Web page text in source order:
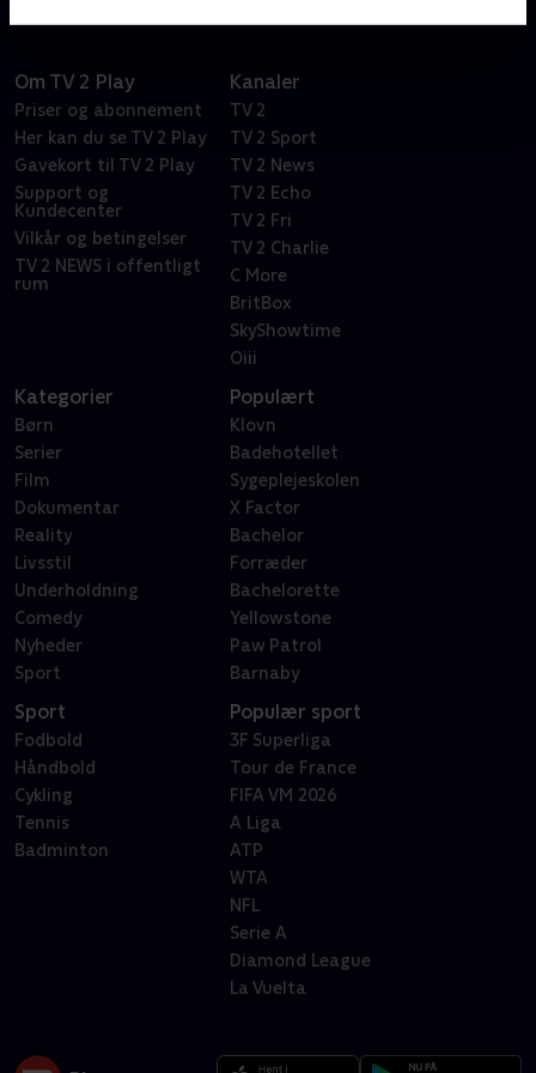
Om TV 2 Play
Priser og abonnement
Her kan du se TV 2 Play
Gavekort til TV 2 Play
Support og
Kundecenter
Vilkår og betingelser
TV 2 NEWS i offentligt
rum
Kanaler
TV 2
TV 2 Sport
TV 2 News
TV 2 Echo
TV 2 Fri
TV 2 Charlie
C More
BritBox
SkyShowtime
Oiii
Kategorier
Børn
Serier
Film
Dokumentar
Reality
Livsstil
Underholdning
Comedy
Nyheder
Sport
Populært
Klovn
Badehotellet
Sygeplejeskolen
X Factor
Bachelor
Forræder
Bachelorette
Yellowstone
Paw Patrol
Barnaby
Sport
Fodbold
Håndbold
Cykling
Tennis
Badminton
Populær sport
3F Superliga
Tour de France
FIFA VM 2026
A Liga
ATP
WTA
NFL
Serie A
Diamond League
La Vuelta